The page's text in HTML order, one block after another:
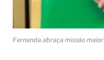
Fernanda abraça missão maior